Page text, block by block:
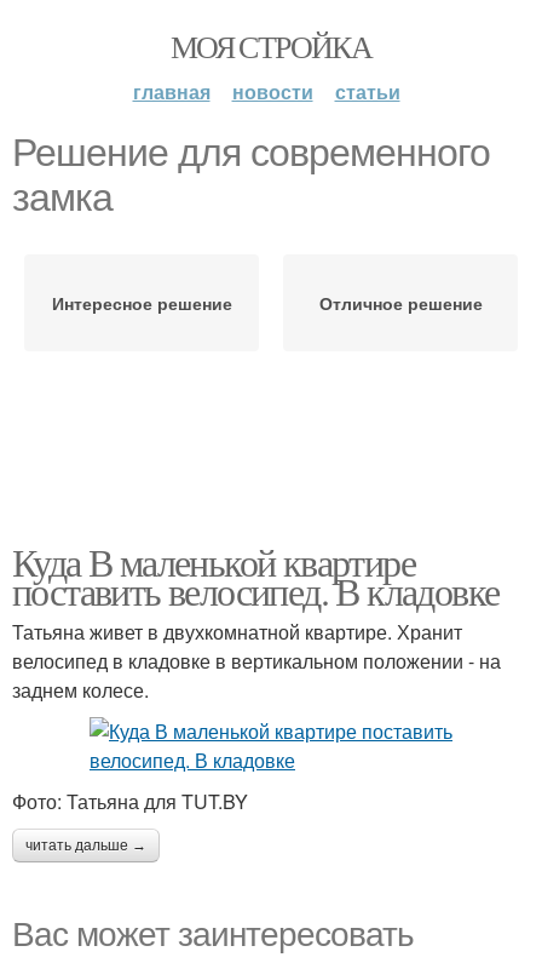
МОЯ СТРОЙКА
главная новости статьи
Решение для современного
замка
Интересное решение Отличное решение
Куда В маленькой квартире
поставить велосипед. В кладовке
Татьяна живет в двухкомнатной квартире. Хранит
велосипед в кладовке в вертикальном положении - на
заднем колесе.
Фото: Татьяна для TUT.BY
читать дальше →
Вас может заинтересовать